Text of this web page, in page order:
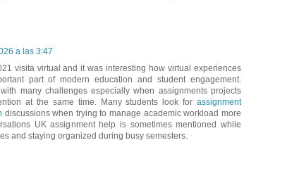
a las 3:47
visita virtual and it was interesting how virtual experiences
part of modern education and student engagement.
many challenges especially when assignments projects
at the same time. Many students look for assignment
discussions when trying to manage academic workload more
UK assignment help is sometimes mentioned while
and staying organized during busy semesters.